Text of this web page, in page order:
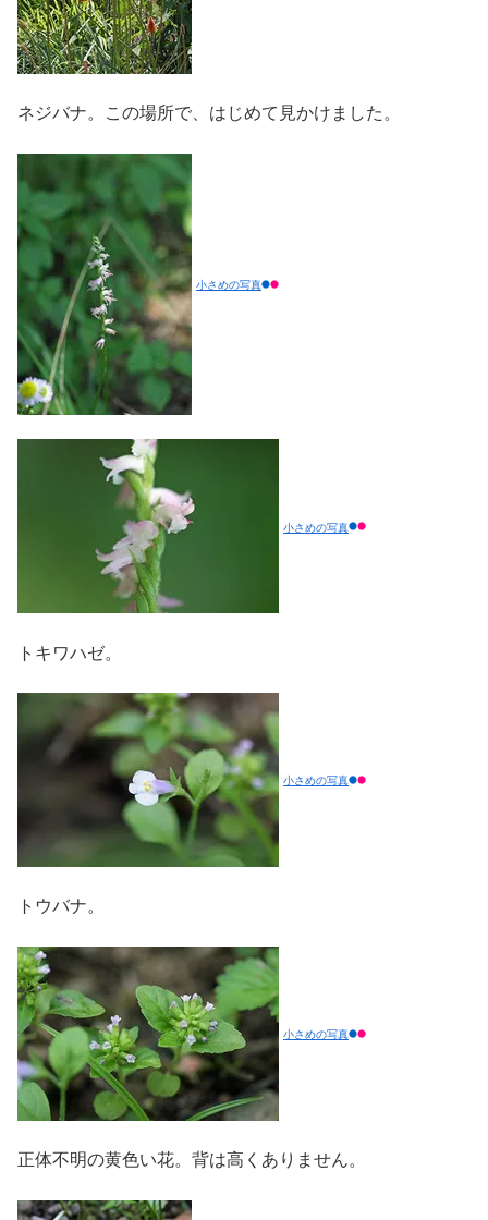
ネジバナ。この場所で、はじめて見かけました。
小さめの写真
小さめの写真
トキワハゼ。
小さめの写真
トウバナ。
小さめの写真
正体不明の黄色い花。背は高くありません。